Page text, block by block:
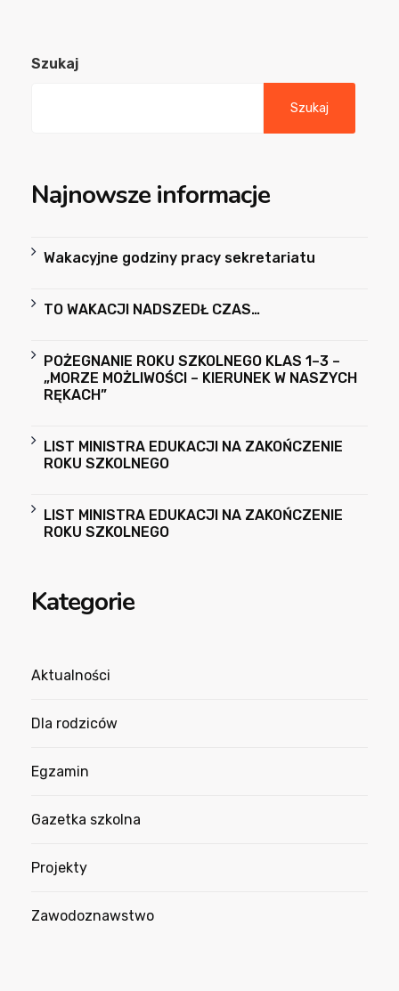
Szukaj
Szukaj
Najnowsze informacje
Wakacyjne godziny pracy sekretariatu
TO WAKACJI NADSZEDŁ CZAS…
POŻEGNANIE ROKU SZKOLNEGO KLAS 1–3 –
„MORZE MOŻLIWOŚCI – KIERUNEK W NASZYCH
RĘKACH”
LIST MINISTRA EDUKACJI NA ZAKOŃCZENIE
ROKU SZKOLNEGO
LIST MINISTRA EDUKACJI NA ZAKOŃCZENIE
ROKU SZKOLNEGO
Kategorie
Aktualności
Dla rodziców
Egzamin
Gazetka szkolna
Projekty
Zawodoznawstwo